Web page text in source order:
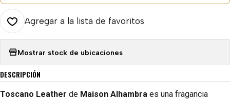
Agregar a la lista de favoritos
Mostrar stock de ubicaciones
DESCRIPCIÓN
Toscano Leather de Maison Alhambra es una fragancia